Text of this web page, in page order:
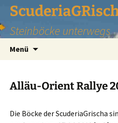
Zum
Inhalt
springen
Steinböcke unterwegs
Menü
Alläu-Orient Rallye
Die Böcke der ScuderiaGrischa